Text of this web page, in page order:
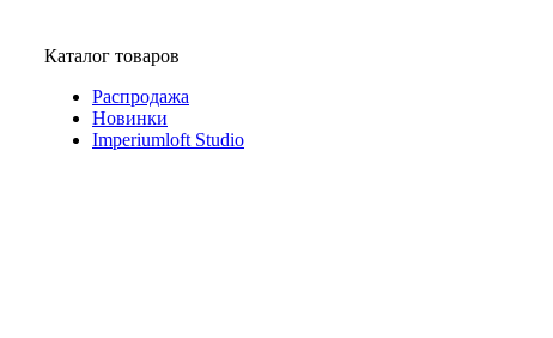
Каталог товаров
Распродажа
Новинки
Imperiumloft Studio